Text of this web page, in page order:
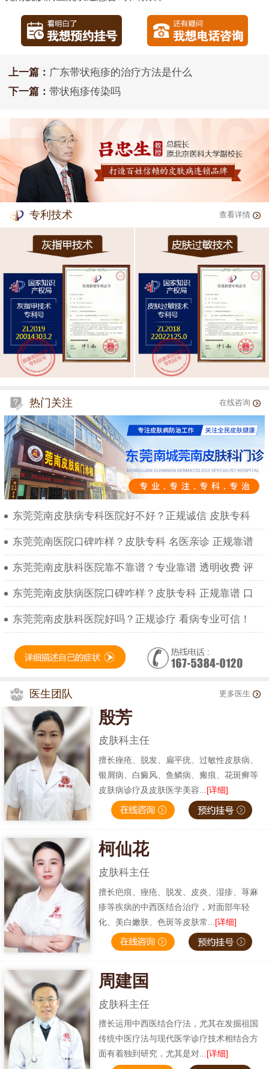
上一篇： 广东带状疱疹的治疗方法是什么
下一篇： 带状疱疹传染吗
专利技术 查看详情
热门关注 在线咨询
东莞莞南皮肤病专科医院好不好？正规诚信 皮肤专科
东莞莞南医院口碑咋样？皮肤专科 名医亲诊 正规靠谱
东莞莞南皮肤科医院靠不靠谱？专业靠谱 透明收费 评
东莞莞南皮肤病医院口碑咋样？皮肤专科 正规靠谱 口
东莞莞南皮肤科医院好吗？正规诊疗 看病专业可信！
医生团队 更多医生
殷芳
皮肤科主任
擅长痤疮、脱发、扁平疣、过敏性皮肤病、
银屑病、白癜风、鱼鳞病、瘢痕、花斑癣等
皮肤病诊疗及皮肤医学美容... [详细]
柯仙花
皮肤科主任
擅长疤痕、痤疮、脱发、皮炎、湿疹、荨麻
疹等疾病的中西医结合治疗，对面部年轻
化、美白嫩肤、色斑等皮肤常... [详细]
周建国
皮肤科主任
擅长运用中西医结合疗法，尤其在发掘祖国
传统中医疗法与现代医学诊疗技术相结合方
面有着独到研究，尤其是对...[详细]